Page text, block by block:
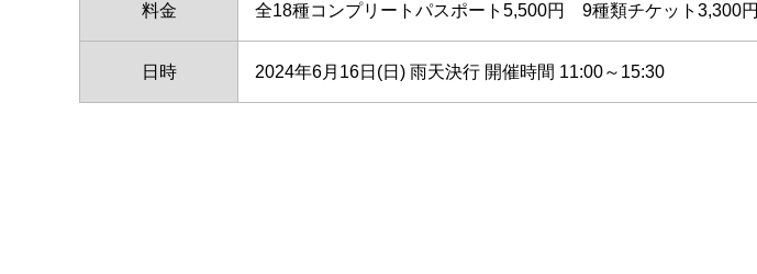
料金 全18種コンプリートパスポート5,500円 9種類チケット3,300円
日時 2024年6月16日(日) 雨天決行 開催時間 11:00～15:30